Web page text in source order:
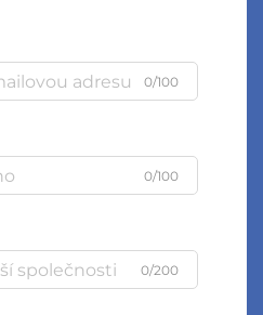
0/100
0/100
0/200